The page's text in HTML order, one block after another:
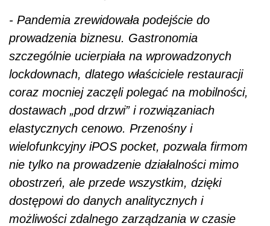
- Pandemia zrewidowała podejście do
prowadzenia biznesu. Gastronomia
szczególnie ucierpiała na wprowadzonych
lockdownach, dlatego właściciele restauracji
coraz mocniej zaczęli polegać na mobilności,
dostawach „pod drzwi” i rozwiązaniach
elastycznych cenowo. Przenośny i
wielofunkcyjny iPOS pocket, pozwala firmom
nie tylko na prowadzenie działalności mimo
obostrzeń, ale przede wszystkim, dzięki
dostępowi do danych analitycznych i
możliwości zdalnego zarządzania w czasie